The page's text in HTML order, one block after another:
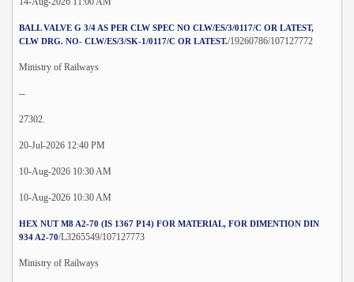
BALL VALVE G 3/4 AS PER CLW SPEC NO CLW/ES/3/0117/C OR LATEST,
CLW DRG. NO- CLW/ES/3/SK-1/0117/C OR LATEST./19260786/107127772
Ministry of Railways
--
27302.
20-Jul-2026 12:40 PM
10-Aug-2026 10:30 AM
10-Aug-2026 10:30 AM
HEX NUT M8 A2-70 (IS 1367 P14) FOR MATERIAL, FOR DIMENTION DIN
934 A2-70/L3265549/107127773
Ministry of Railways